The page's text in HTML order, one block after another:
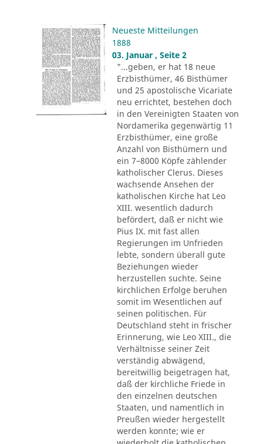
Neueste Mitteilungen
1888
03. Januar , Seite 2
"...geben, er hat 18 neue
Erzbisthümer, 46 Bisthümer
und 25 apostolische Vicariate
neu errichtet, bestehen doch
in den Vereinigten Staaten von
Nordamerika gegenwärtig 11
Erzbisthümer, eine große
Anzahl von Bisthümern und
ein 7–8000 Köpfe zählender
katholischer Clerus. Dieses
wachsende Ansehen der
katholischen Kirche hat Leo
XIII. wesentlich dadurch
befördert, daß er nicht wie
Pius IX. mit fast allen
Regierungen im Unfrieden
lebte, sondern überall gute
Beziehungen wieder
herzustellen suchte. Seine
kirchlichen Erfolge beruhen
somit im Wesentlichen auf
seinen politischen. Für
Deutschland steht in frischer
Erinnerung, wie Leo XIII., die
Verhältnisse seiner Zeit
verständig abwägend,
bereitwillig beigetragen hat,
daß der kirchliche Friede in
den einzelnen deutschen
Staaten, und namentlich in
Preußen wieder hergestellt
werden konnte; wie er